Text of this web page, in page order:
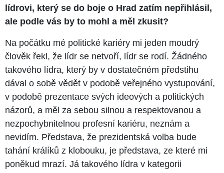
lídrovi, který se do boje o Hrad zatím nepřihlásil,
ale podle vás by to mohl a měl zkusit?
Na počátku mé politické kariéry mi jeden moudrý
člověk řekl, že lídr se netvoří, lídr se rodí. Žádného
takového lídra, který by v dostatečném předstihu
dával o sobě vědět v podobě veřejného vystupování,
v podobě prezentace svých ideových a politických
názorů, a měl za sebou silnou a respektovanou a
nezpochybnitelnou profesní kariéru, neznám a
nevidím. Představa, že prezidentská volba bude
tahání králíků z klobouku, je představa, ze které mi
poněkud mrazí. Já takového lídra v kategorii